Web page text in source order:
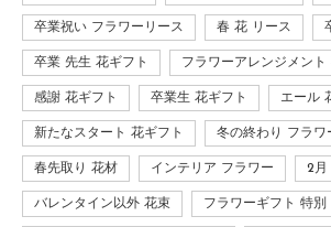
卒業祝い フラワーリース 春 花 リース
卒業 先生 花ギフト フラワーアレンジメント
感謝 花ギフト 卒業生 花ギフト エール
新たなスタート 花ギフト 冬の終わり フラワ
春先取り 花材 インテリア フラワー 2月
バレンタイン以外 花束 フラワーギフト 特別